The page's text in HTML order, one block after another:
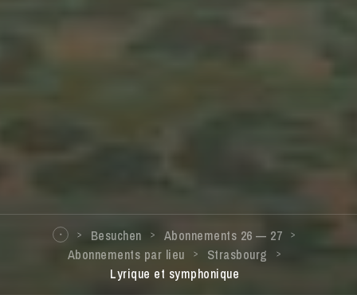
Besuchen
Abonnements 26 — 27
Abonnements par lieu
Strasbourg
Lyrique et symphonique